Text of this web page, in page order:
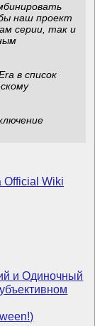
наш проект
серии, так и
в список
Official Wiki
и Одиночный